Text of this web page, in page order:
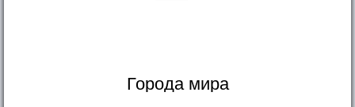
Города мира